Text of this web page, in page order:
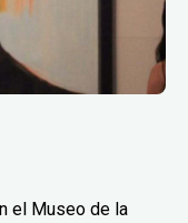
el Museo de la